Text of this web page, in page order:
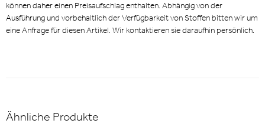
können daher einen Preisaufschlag enthalten. Abhängig von der
Ausführung und vorbehaltlich der Verfügbarkeit von Stoffen bitten wir um
eine Anfrage für diesen Artikel. Wir kontaktieren sie daraufhin persönlich.
Ähnliche Produkte